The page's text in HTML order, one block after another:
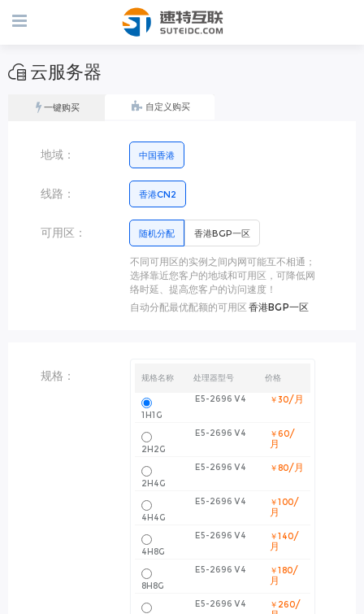
云服务器
一键购买 自定义购买
地域： 中国香港
线路： 香港CN2
可用区： 随机分配 香港BGP一区
不同可用区的实例之间内网可能互不相通；
选择靠近您客户的地域和可用区，可降低网
络时延、提高您客户的访问速度！
自动分配最优配额的可用区 香港BGP一区
规格： 规格名称 处理器型号 价格
1H1G
E5-2696 V4 ￥30/月
2H2G
E5-2696 V4 ￥60/
月
2H4G
E5-2696 V4 ￥80/月
4H4G
E5-2696 V4 ￥100/
月
4H8G
E5-2696 V4 ￥140/
月
8H8G
E5-2696 V4 ￥180/
月
E5-2696 V4 ￥260/